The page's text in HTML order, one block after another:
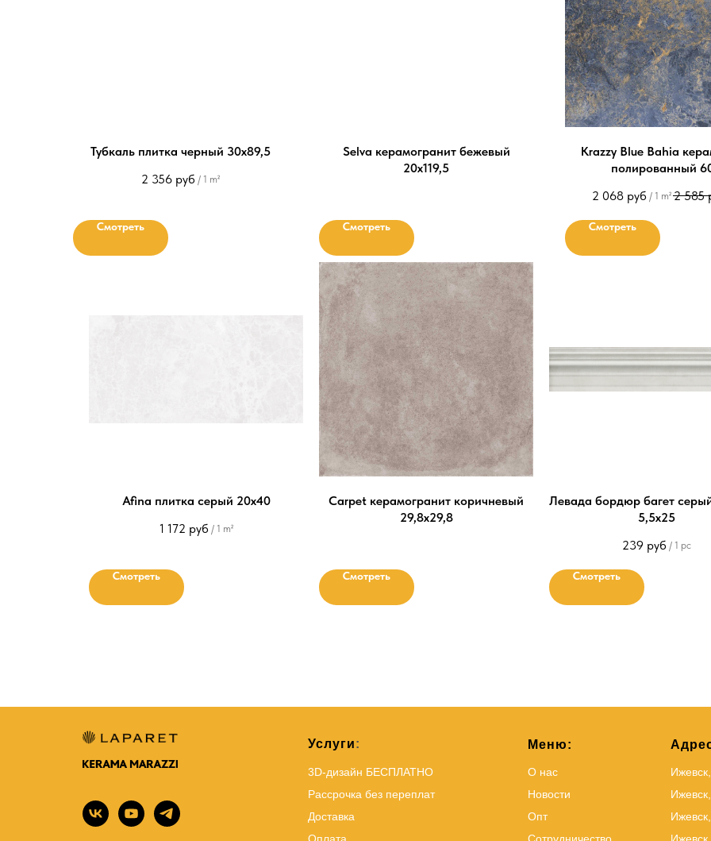
Тубкаль плитка черный 30x89,5
2 356 руб / 1 m²
Смотреть
Selva керамогранит бежевый
20х119,5
Смотреть
Krazzy Blue Bahia
полированный
2 068 руб / 1 m² 2 585
Смотреть
Afina плитка серый 20х40
1 172 руб / 1 m²
Смотреть
Carpet керамогранит коричневый
29,8х29,8
Смотреть
Левада бордюр багет
5,5х25
239 руб / 1 pc
Смотреть
Услуги:
3D-дизайн БЕСПЛАТНО
Рассрочка без переплат
Доставка
Меню:
О нас
Новости
Опт